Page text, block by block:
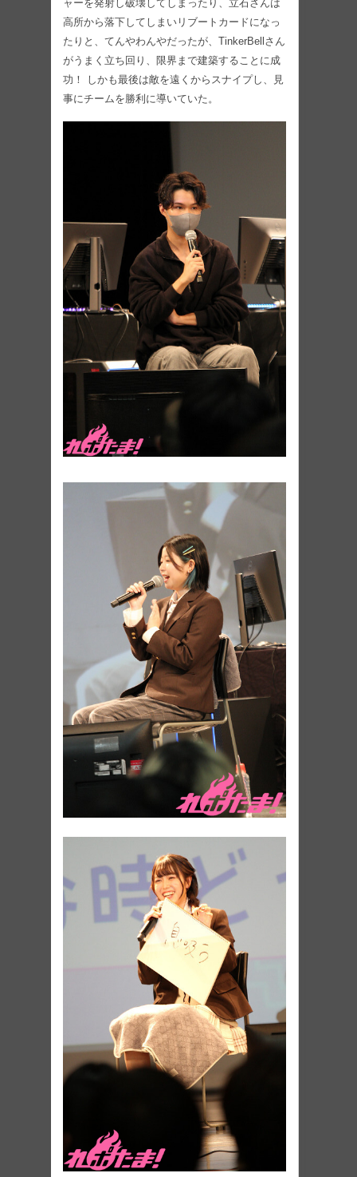
ャーを発射し破壊してしまったり、立石さんは
高所から落下してしまいリブートカードになっ
たりと、てんやわんやだったが、TinkerBellさん
がうまく立ち回り、限界まで建築することに成
功！ しかも最後は敵を遠くからスナイプし、見
事にチームを勝利に導いていた。